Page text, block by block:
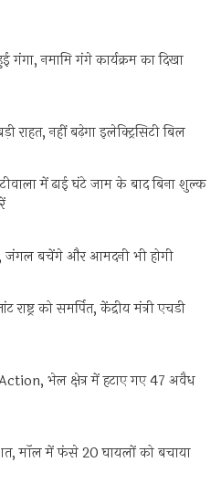
गंगा, नमामि गंगे कार्यक्रम का दिखा
राहत, नहीं बढ़ेगा इलेक्ट्रिसिटी बिल
में ढाई घंटे जाम के बाद बिना शुल्क
जंगल बचेंगे और आमदनी भी होगी
राष्ट्र को समर्पित, केंद्रीय मंत्री एचडी
भेल क्षेत्र में हटाए गए 47 अवैध
मॉल में फंसे 20 घायलों को बचाया